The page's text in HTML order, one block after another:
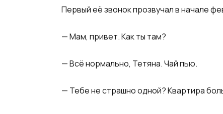
Первый её звонок прозвучал в начале
— Мам, привет. Как ты там?
— Всё нормально, Тетяна. Чай пью.
— Тебе не страшно одной? Квартира